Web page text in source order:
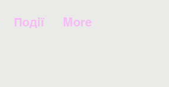
Події More